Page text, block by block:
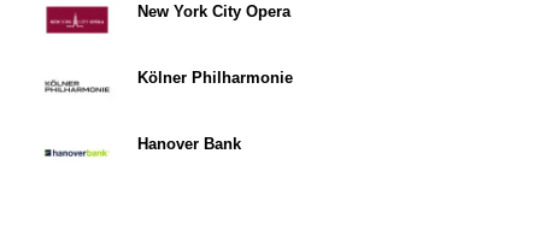
New York City Opera
Kölner Philharmonie
Hanover Bank